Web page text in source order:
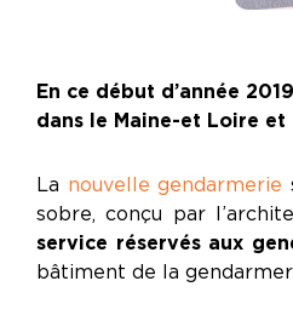
En ce début d’année
dans le Maine-et Loire et
La nouvelle gendarmerie
sobre, conçu par
service réservés aux
bâtiment de la